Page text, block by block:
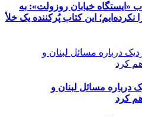
«ایستگاه خیابان روزولت»: به
این کتاب پُرکننده‌ یک خلأ
درباره مسائل لبنان و
کرد